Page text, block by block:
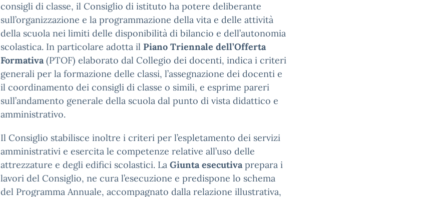
consigli di classe, il Consiglio di istituto ha potere deliberante
sull’organizzazione e la programmazione della vita e delle attività
della scuola nei limiti delle disponibilità di bilancio e dell’autonomia
scolastica. In particolare adotta il Piano Triennale dell’Offerta
Formativa(PTOF) elaborato dal Collegio dei docenti, indica i criteri
generali per la formazione delle classi, l’assegnazione dei docenti e
il coordinamento dei consigli di classe o simili, e esprime pareri
sull’andamento generale della scuola dal punto di vista didattico e
amministrativo.
Il Consiglio stabilisce inoltre i criteri per l’espletamento dei servizi
amministrativi e esercita le competenze relative all’uso delle
attrezzature e degli edifici scolastici. La Giunta esecutivaprepara i
lavori del Consiglio, ne cura l’esecuzione e predispone lo schema
del Programma Annuale, accompagnato dalla relazione illustrativa,